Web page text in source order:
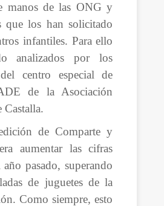
manos de las ONG y
que los han solicitado
infantiles. Para ello
analizados por los
centro especial de
de la Asociación
Castalla.
de Comparte y
aumentar las cifras
pasado, superando
de juguetes de la
Como siempre, esto